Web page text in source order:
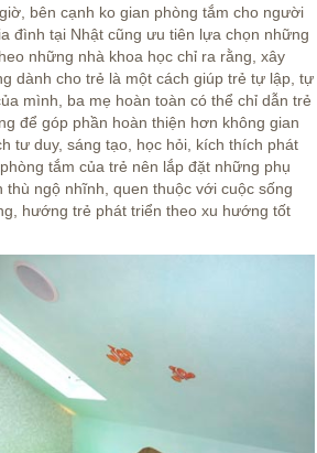
bên cạnh ko gian phòng tắm cho người
đình tại Nhật cũng ưu tiên lựa chọn những
những nhà khoa học chỉ ra rằng, xây
dành cho trẻ là một cách giúp trẻ tự lập, tự
mình, ba mẹ hoàn toàn có thể chỉ dẫn trẻ
để góp phần hoàn thiện hơn không gian
tư duy, sáng tạo, học hỏi, kích thích phát
tắm của trẻ nên lắp đặt những phụ
ngộ nhĩnh, quen thuộc với cuộc sống
hướng trẻ phát triển theo xu hướng tốt